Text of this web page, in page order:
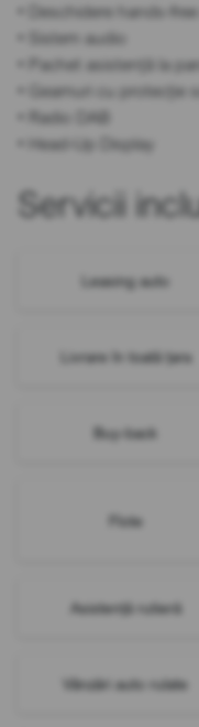
• Deschidere hands-
• Sistem audio
• Pachet asistență la
• Geamuri cu protecție
• Radio DAB
• Head-Up Display
Servicii
Leasing auto
Livrare în toată țara
Buy-back
Flote
Asistență rutieră
Vânzări auto rulate